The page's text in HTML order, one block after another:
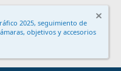
2025, seguimiento de
objetivos y accesorios